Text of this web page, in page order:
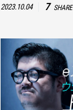
2023.10.04 7 SHARE